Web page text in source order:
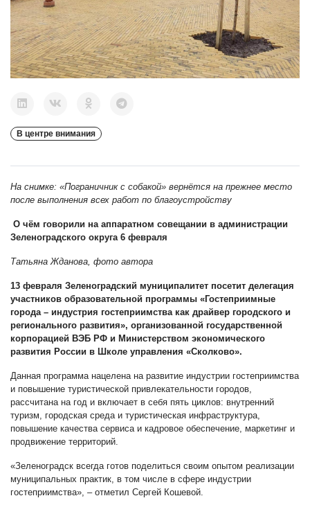
В центре внимания
На снимке: «Пограничник с собакой» вернётся на прежнее место
после выполнения всех работ по благоустройству
О чём говорили на аппаратном совещании в администрации
Зеленоградского округа 6 февраля
Татьяна Жданова, фото автора
13 февраля Зеленоградский муниципалитет посетит делегация
участников образовательной программы «Гостеприимные
города – индустрия гостеприимства как драйвер городского и
регионального развития», организованной государственной
корпорацией ВЭБ РФ и Министерством экономического
развития России в Школе управления «Сколково».
Данная программа нацелена на развитие индустрии гостеприимства
и повышение туристической привлекательности городов,
рассчитана на год и включает в себя пять циклов: внутренний
туризм, городская среда и туристическая инфраструктура,
повышение качества сервиса и кадровое обеспечение, маркетинг и
продвижение территорий.
«Зеленоградск всегда готов поделиться своим опытом реализации
муниципальных практик, в том числе в сфере индустрии
гостеприимства», – отметил Сергей Кошевой.